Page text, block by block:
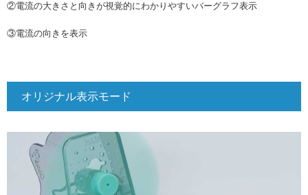
②電流の大きさと向きが視覚的にわかりやすいバーグラフ表示
③電流の向きを表示
オリジナル表示モード